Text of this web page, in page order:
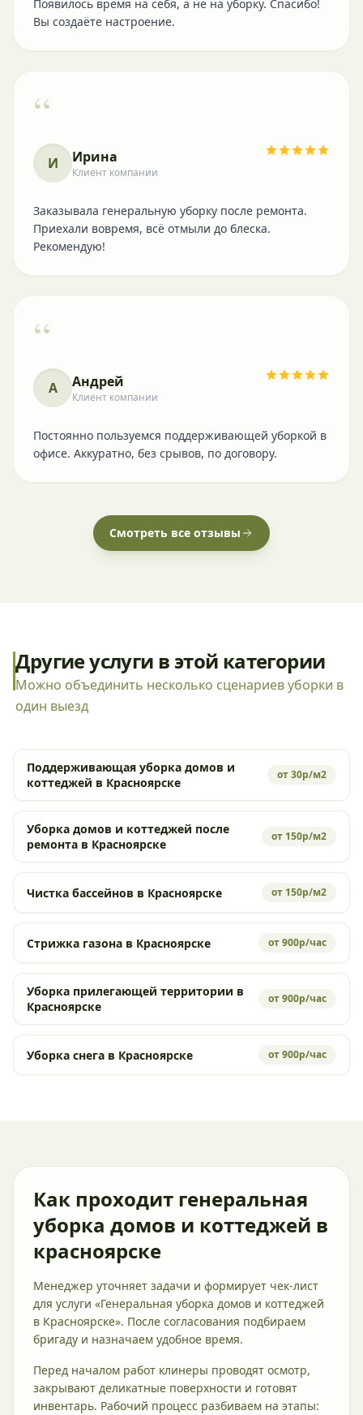
Появилось время на себя, а не на уборку. Спасибо!
Вы создаёте настроение.
“
И Ирина
Клиент компании
Заказывала генеральную уборку после ремонта.
Приехали вовремя, всё отмыли до блеска.
Рекомендую!
“
А Андрей
Клиент компании
Постоянно пользуемся поддерживающей уборкой в
офисе. Аккуратно, без срывов, по договору.
Смотреть все отзывы
Другие услуги в этой категории
Можно объединить несколько сценариев уборки в
один выезд
Поддерживающая уборка домов и
коттеджей в Красноярске
от 30р/м2
Уборка домов и коттеджей после
ремонта в Красноярске
от 150р/м2
Чистка бассейнов в Красноярске от 150р/м2
Стрижка газона в Красноярске от 900р/час
Уборка прилегающей территории в
Красноярске
от 900р/час
Уборка снега в Красноярске от 900р/час
Как проходит генеральная
уборка домов и коттеджей в
красноярске
Менеджер уточняет задачи и формирует чек-лист
для услуги «Генеральная уборка домов и коттеджей
в Красноярске». После согласования подбираем
бригаду и назначаем удобное время.
Перед началом работ клинеры проводят осмотр,
закрывают деликатные поверхности и готовят
инвентарь. Рабочий процесс разбиваем на этапы: